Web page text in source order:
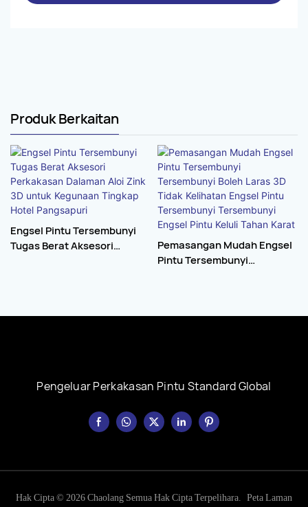
Produk Berkaitan
Engsel Pintu Tersembunyi
Tugas Berat Aksesori
Pemasangan Mudah Engsel
Pintu Tersembunyi
Engsel Pintu Keluli Tahan
Pengeluar Perkakasan Pintu Standard Global
Hak Cipta © 2026 Chaolang Semua Hak Cipta Terpelihara. Peta Laman